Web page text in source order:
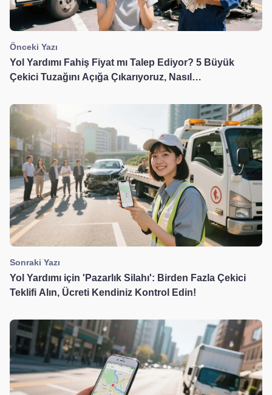
Önceki Yazı
Yol Yardımı Fahiş Fiyat mı Talep Ediyor? 5 Büyük
Çekici Tuzağını Açığa Çıkarıyoruz, Nasıl
Sonraki Yazı
Yol Yardımı için 'Pazarlık Silahı': Birden Fazla Çekici
Teklifi Alın, Ücreti Kendiniz Kontrol Edin!